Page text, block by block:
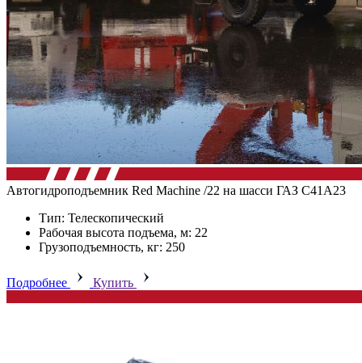
Автогидроподъемник Red Machine /22 на шасси ГАЗ C41А23
Тип: Телескопический
Рабочая высота подъема, м: 22
Грузоподъемность, кг: 250
Подробнее Купить